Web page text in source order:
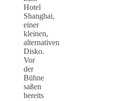
Hotel
Shanghai,
einer
kleinen,
alternativen
Disko.
Vor
der
Bühne
saßen
bereits